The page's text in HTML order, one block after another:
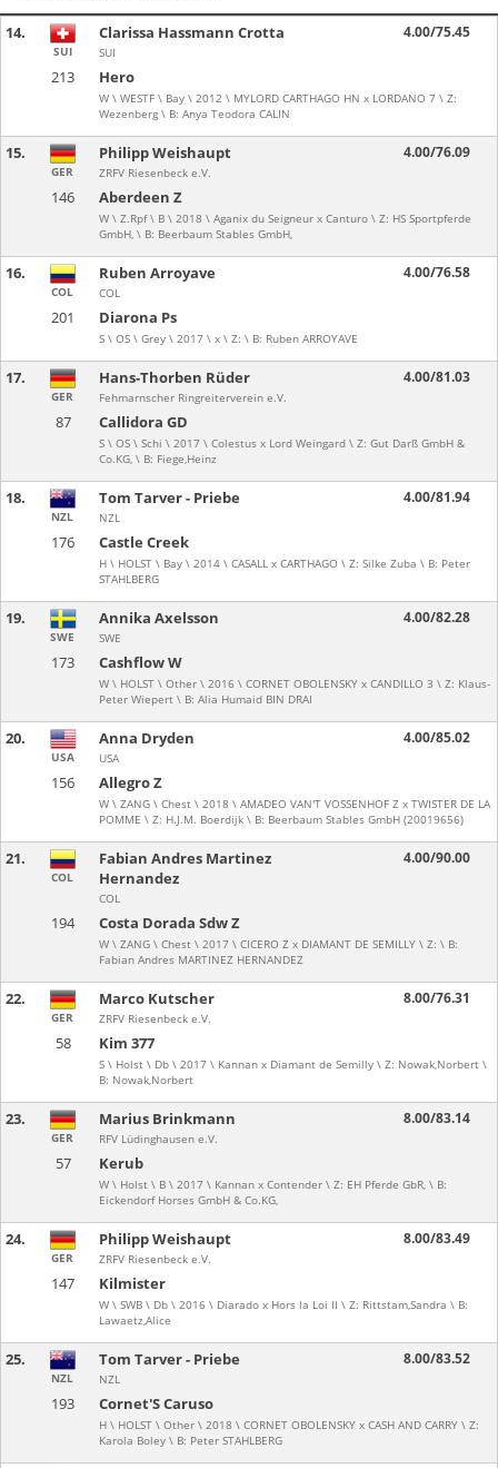
14.
213 Hero
W \ WESTF \ Bay \ 2012 \ MYLORD CARTHAGO HN x LORDANO 7 \ Z:
Wezenberg \ B: Anya Teodora CALIN
SUI
Clarissa Hassmann Crotta
SUI
4.00/75.45
15.
146 Aberdeen Z
W \ Z.Rpf \ B \ 2018 \ Aganix du Seigneur x Canturo \ Z: HS Sportpferde
GmbH, \ B: Beerbaum Stables GmbH,
GER
Philipp Weishaupt
ZRFV Riesenbeck e.V.
4.00/76.09
16.
201 Diarona Ps
S \ OS \ Grey \ 2017 \ x \ Z: \ B: Ruben ARROYAVE
COL
Ruben Arroyave
COL
4.00/76.58
17.
87 Callidora GD
S \ OS \ Schi \ 2017 \ Colestus x Lord Weingard \ Z: Gut Darß GmbH &
Co.KG, \ B: Fiege,Heinz
GER
Hans-Thorben Rüder
Fehmarnscher Ringreiterverein e.V.
4.00/81.03
18.
176 Castle Creek
H \ HOLST \ Bay \ 2014 \ CASALL x CARTHAGO \ Z: Silke Zuba \ B: Peter
STAHLBERG
NZL
Tom Tarver - Priebe
NZL
4.00/81.94
19.
173 Cashflow W
W \ HOLST \ Other \ 2016 \ CORNET OBOLENSKY x CANDILLO 3 \ Z: Klaus-
Peter Wiepert \ B: Alia Humaid BIN DRAI
SWE
Annika Axelsson
SWE
4.00/82.28
20.
156 Allegro Z
W \ ZANG \ Chest \ 2018 \ AMADEO VAN'T VOSSENHOF Z x TWISTER DE LA
POMME \ Z: H.J.M. Boerdijk \ B: Beerbaum Stables GmbH (20019656)
USA
Anna Dryden
USA
4.00/85.02
21.
194 Costa Dorada Sdw Z
W \ ZANG \ Chest \ 2017 \ CICERO Z x DIAMANT DE SEMILLY \ Z: \ B:
Fabian Andres MARTINEZ HERNANDEZ
COL
Fabian Andres Martinez
Hernandez
COL
4.00/90.00
22.
58 Kim 377
S \ Holst \ Db \ 2017 \ Kannan x Diamant de Semilly \ Z: Nowak,Norbert \
B: Nowak,Norbert
GER
Marco Kutscher
ZRFV Riesenbeck e.V.
8.00/76.31
23.
57 Kerub
W \ Holst \ B \ 2017 \ Kannan x Contender \ Z: EH Pferde GbR, \ B:
Eickendorf Horses GmbH & Co.KG,
GER
Marius Brinkmann
RFV Lüdinghausen e.V.
8.00/83.14
24.
147 Kilmister
W \ SWB \ Db \ 2016 \ Diarado x Hors la Loi II \ Z: Rittstam,Sandra \ B:
Lawaetz,Alice
GER
Philipp Weishaupt
ZRFV Riesenbeck e.V.
8.00/83.49
25.
193 Cornet'S Caruso
H \ HOLST \ Other \ 2018 \ CORNET OBOLENSKY x CASH AND CARRY \ Z:
Karola Boley \ B: Peter STAHLBERG
NZL
Tom Tarver - Priebe
NZL
8.00/83.52